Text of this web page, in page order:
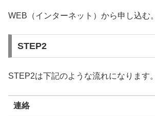
WEB（インターネット）から申し込む。
STEP2
STEP2は下記のような流れになります。
連絡